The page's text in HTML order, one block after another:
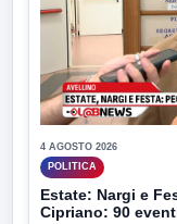
4 AGOSTO 2026
POLITICA
Estate: Nargi e
Cipriano: 90